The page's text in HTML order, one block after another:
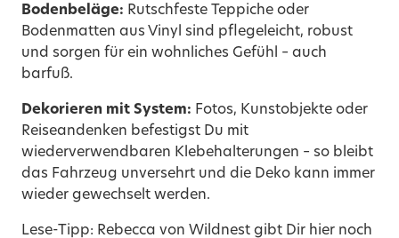
Bodenbeläge: Rutschfeste Teppiche oder
Bodenmatten aus Vinyl sind pflegeleicht, robust
und sorgen für ein wohnliches Gefühl – auch
barfuß.
Dekorieren mit System: Fotos, Kunstobjekte oder
Reiseandenken befestigst Du mit
wiederverwendbaren Klebehalterungen – so bleibt
das Fahrzeug unversehrt und die Deko kann immer
wieder gewechselt werden.
Lese-Tipp: Rebecca von Wildnest gibt Dir hier noch